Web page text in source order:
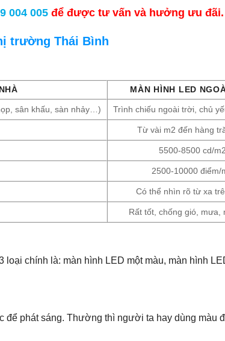
004 005 để được tư vấn và hưởng ưu đãi.
trường Thái Bình
MÀN HÌNH LED
sân khấu, sàn nhảy…) Trình chiếu ngoài trời, chủ
Từ vài m2 đến hàng
5500-8500 cd/m2
2500-10000 điểm/
Có thể nhìn rõ từ xa
Rất tốt, chống gió, mưa,
chính là: màn hình LED một màu, màn hình
để phát sáng. Thường thì người ta hay dùng màu